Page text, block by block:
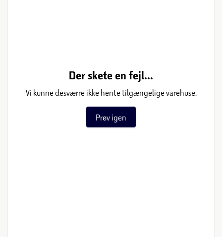
Der skete en fejl...
Vi kunne desværre ikke hente tilgængelige varehuse.
Prøv igen